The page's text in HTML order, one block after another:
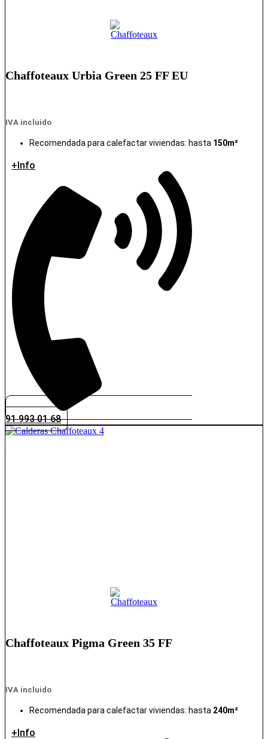
Chaffoteaux Urbia Green 25 FF EU
IVA incluido
Recomendada para calefactar viviendas: hasta 150m²
+Info
91 993 01 68
Chaffoteaux Pigma Green 35 FF
IVA incluido
Recomendada para calefactar viviendas: hasta 240m²
+Info